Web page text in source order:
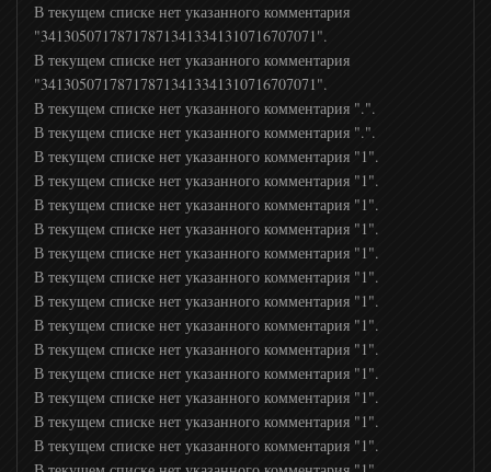
Nat Geo Wild
Наука 2
History Channel
Оружие
Моя планета
Культура
Мега ТВ
В текущем списке нет указанного комментария
"341305071787178713413341310716707071".
В текущем списке нет указанного комментария
"341305071787178713413341310716707071".
В текущем списке нет указанного комментария ".".
В текущем списке нет указанного комментария ".".
В текущем списке нет указанного комментария "1".
В текущем списке нет указанного комментария "1".
В текущем списке нет указанного комментария "1".
В текущем списке нет указанного комментария "1".
В текущем списке нет указанного комментария "1".
В текущем списке нет указанного комментария "1".
В текущем списке нет указанного комментария "1".
В текущем списке нет указанного комментария "1".
В текущем списке нет указанного комментария "1".
В текущем списке нет указанного комментария "1".
В текущем списке нет указанного комментария "1".
В текущем списке нет указанного комментария "1".
В текущем списке нет указанного комментария "1".